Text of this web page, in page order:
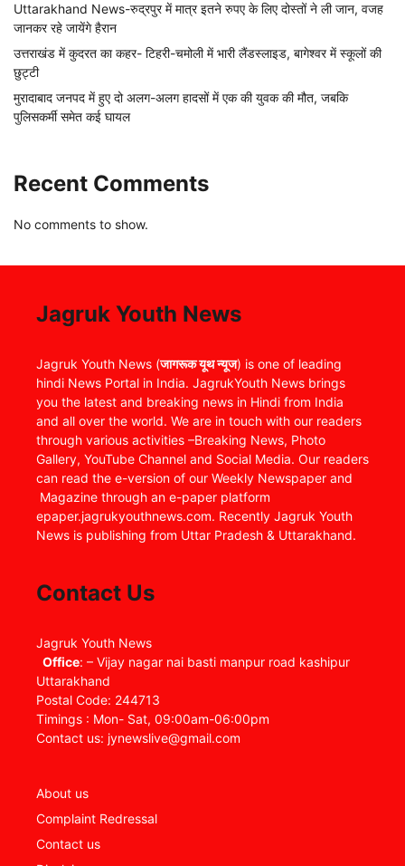
Uttarakhand News-रुद्रपुर में मात्र इतने रुपए के लिए दोस्तों ने ली जान, वजह
जानकर रहे जायेंगे हैरान
उत्तराखंड में कुदरत का कहर- टिहरी-चमोली में भारी लैंडस्लाइड, बागेश्वर में स्कूलों की
छुट्टी
मुरादाबाद जनपद में हुए दो अलग-अलग हादसों में एक की युवक की मौत, जबकि
पुलिसकर्मी समेत कई घायल
Recent Comments
No comments to show.
Jagruk Youth News
Jagruk Youth News (जागरूक यूथ न्यूज) is one of leading
hindi News Portal in India. JagrukYouth News brings
you the latest and breaking news in Hindi from India
and all over the world. We are in touch with our readers
through various activities –Breaking News, Photo
Gallery, YouTube Channel and Social Media. Our readers
can read the e-version of our Weekly Newspaper and
Magazine through an e-paper platform
epaper.jagrukyouthnews.com. Recently Jagruk Youth
News is publishing from Uttar Pradesh & Uttarakhand.
Contact Us
Jagruk Youth News
Office: – Vijay nagar nai basti manpur road kashipur
Uttarakhand
Postal Code: 244713
Timings : Mon- Sat, 09:00am-06:00pm
Contact us: jynewslive@gmail.com
About us
Complaint Redressal
Contact us